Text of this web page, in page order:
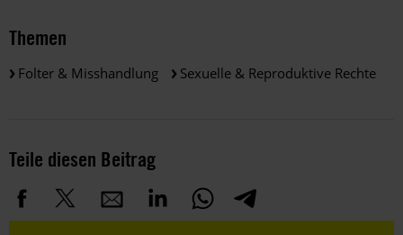
Themen
Folter & Misshandlung Sexuelle & Reproduktive Rechte
Teile diesen Beitrag